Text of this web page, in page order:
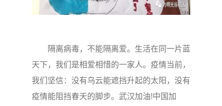
隔离病毒，不能隔离爱。生活在同一片蓝
天下，我们是相爱相惜的一家人。疫情当前，
我们坚信：没有乌云能遮挡升起的太阳，没有
疫情能阻挡春天的脚步。武汉加油!中国加